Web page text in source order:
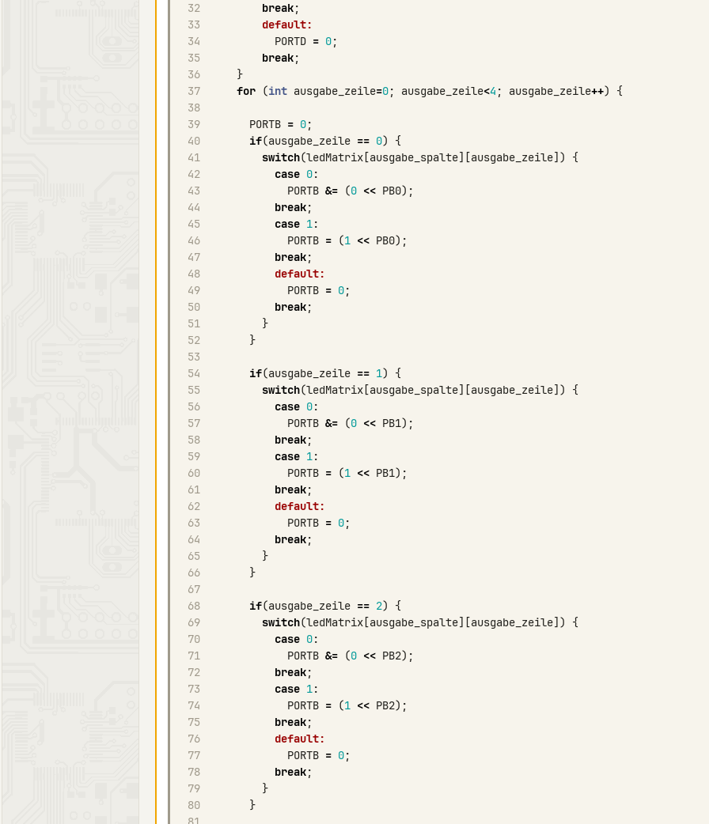
32
break;
33
default:
34
PORTD = 0;
35
break;
36
}
37
for (int ausgabe_zeile=0; ausgabe_zeile<4 ; ausgabe_zeile++)
{
38
39
PORTB = 0;
40
if(ausgabe_zeile == 0)
{
41
switch(ledMatrix [ausgabe_spalte][ausgabe_zeile])
{
42
case 0:
43
PORTB &= (0 << PB0);
44
break;
45
case 1:
46
PORTB = (1 << PB0);
47
break;
48
default:
49
PORTB = 0;
50
break;
51
}
52
}
53
54
if(ausgabe_zeile == 1)
{
55
switch(ledMatrix [ausgabe_spalte][ausgabe_zeile])
{
56
case 0:
57
PORTB &= (0 << PB1);
58
break;
59
case 1:
60
PORTB = (1 << PB1);
61
break;
62
default:
63
PORTB = 0;
64
break;
65
}
66
}
67
68
if(ausgabe_zeile == 2)
{
69
switch(ledMatrix [ausgabe_spalte][ausgabe_zeile])
{
70
case 0:
71
PORTB &= (0 << PB2);
72
break;
73
case 1:
74
PORTB = (1 << PB2);
75
break;
76
default:
77
PORTB = 0;
78
break;
79
}
80
}